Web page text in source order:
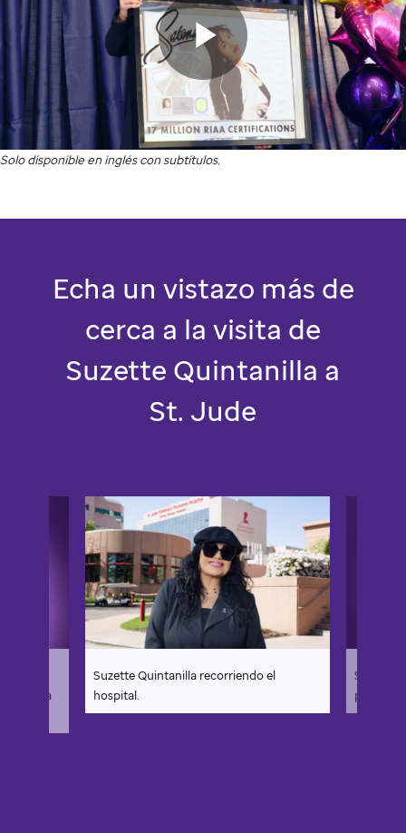
Play
historia
Quintanilla,
hermana
Solo disponible en inglés con subtítulos.
Echa un vistazo más de
cerca a la visita de
Suzette Quintanilla a
St. Jude
Suzette Quintanilla recorriendo el
hospital.
Suzette
paciente